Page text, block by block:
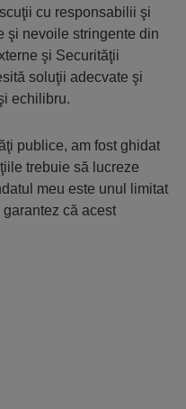
cu responsabilii şi
şi nevoile stringente din
şi Securităţii
soluţii adecvate şi
echilibru.
publice, am fost ghidat
trebuie să lucreze
meu este unul limitat
că acest